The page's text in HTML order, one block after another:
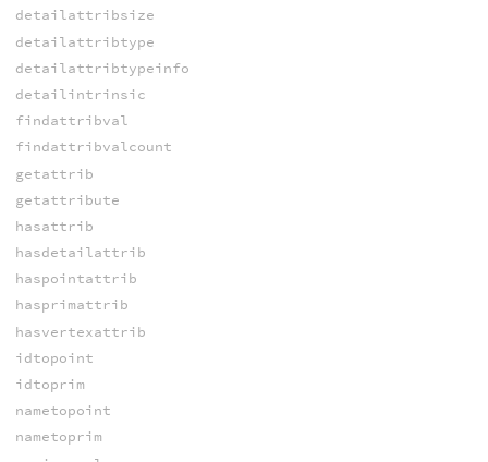
detailattribsize
detailattribtype
detailattribtypeinfo
detailintrinsic
findattribval
findattribvalcount
getattrib
getattribute
hasattrib
hasdetailattrib
haspointattrib
hasprimattrib
hasvertexattrib
idtopoint
idtoprim
nametopoint
nametoprim